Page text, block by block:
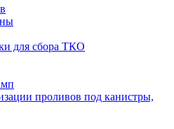
для сбора ТКО
проливов под канистры,